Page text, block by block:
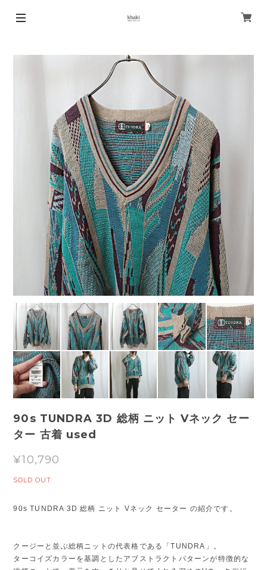
90s TUNDRA 3D 総柄 ニット Vネック セー
ター 古着 used
¥10,790
SOLD OUT
90s TUNDRA 3D 総柄 ニット Vネック セーター の紹介です。
クージーと並ぶ総柄ニットの代表格である「TUNDRA」。
ターコイズカラーを基調としたアブストラクトパターンが特徴的な